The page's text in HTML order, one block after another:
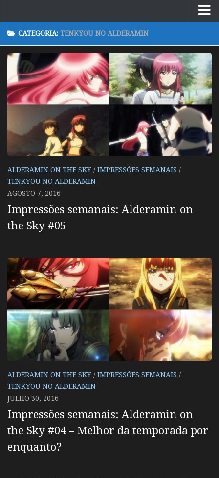
CATEGORIA: TENKYOU NO ALDERAMIN
ALDERAMIN ON THE SKY / IMPRESSÕES SEMANAIS /
TENKYOU NO ALDERAMIN
AGOSTO 7, 2016
Impressões semanais: Alderamin on
the Sky #05
ALDERAMIN ON THE SKY / IMPRESSÕES SEMANAIS /
TENKYOU NO ALDERAMIN
JULHO 30, 2016
Impressões semanais: Alderamin on
the Sky #04 – Melhor da temporada por
enquanto?